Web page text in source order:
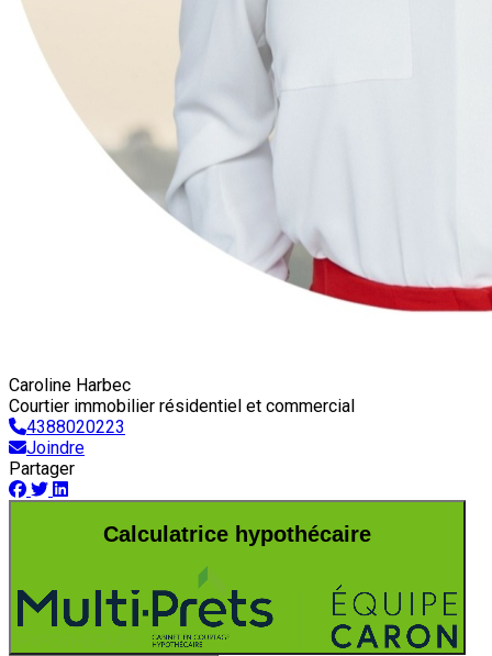
Caroline Harbec
Courtier immobilier résidentiel et commercial
4388020223
Joindre
Partager
Calculatrice hypothécaire